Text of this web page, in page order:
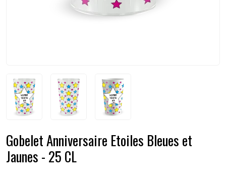
Gobelet Anniversaire Etoiles Bleues et
Jaunes - 25 CL